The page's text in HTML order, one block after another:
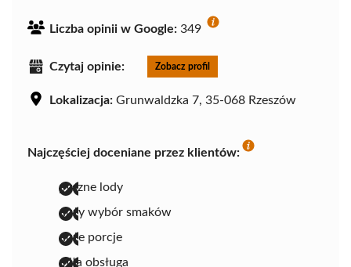
Liczba opinii w Google: 349
Czytaj opinie: Zobacz profil
Lokalizacja: Grunwaldzka 7, 35-068 Rzeszów
Najczęściej doceniane przez klientów:
pyszne lody
duży wybór smaków
duże porcje
miła obsługa